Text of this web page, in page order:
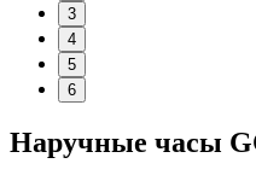
3
4
5
6
Наручные часы